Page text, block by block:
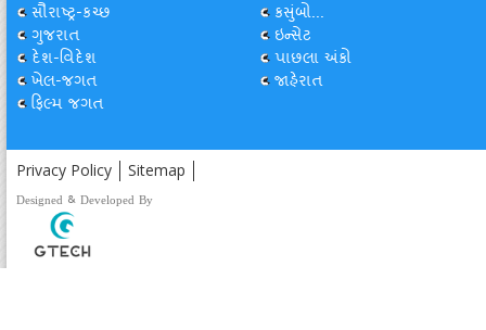
સૌરાષ્ટ્ર-કચ્છ
ગુજરાત
દેશ-વિદેશ
ખેલ-જગત
ફિલ્મ જગત
કસુંબો...
ઇન્સેટ
પાછલા અંકો
જાહેરાત
Privacy Policy Sitemap
Designed & Developed By